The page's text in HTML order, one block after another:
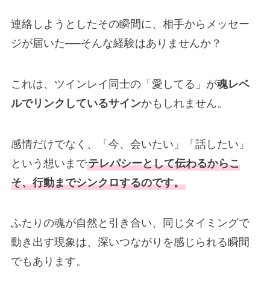
連絡しようとしたその瞬間に、相手からメッセー
ジが届いた──そんな経験はありませんか？
これは、ツインレイ同士の「愛してる」が魂レベ
ルでリンクしているサインかもしれません。
感情だけでなく、「今、会いたい」「話したい」
という想いまでテレパシーとして伝わるからこ
そ、行動までシンクロするのです。
ふたりの魂が自然と引き合い、同じタイミングで
動き出す現象は、深いつながりを感じられる瞬間
でもあります。